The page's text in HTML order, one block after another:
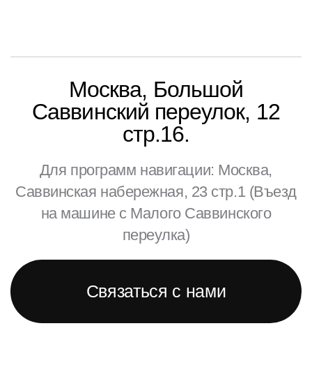
Москва, Большой
Саввинский переулок, 12
стр.16.
Для программ навигации: Москва,
Саввинская набережная, 23 стр.1 (Въезд
на машине с Малого Саввинского
переулка)
Связаться с нами